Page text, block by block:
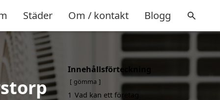
Städer Om / kontakt Blogg
Innehållsförteckning
gömma
1 Vad kan ett företag